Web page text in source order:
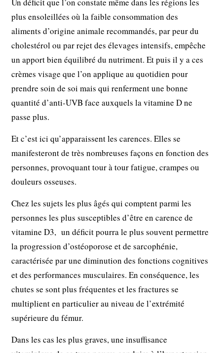
plus ensoleillées où la faible consommation des
aliments d’origine animale recommandés, par peur du
cholestérol ou par rejet des élevages intensifs, empêche
un apport bien équilibré du nutriment. Et puis il y a ces
crèmes visage que l’on applique au quotidien pour
prendre soin de soi mais qui renferment une bonne
quantité d’anti-UVB face auxquels la vitamine D ne
passe plus.
Et c’est ici qu’apparaissent les carences. Elles se
manifesteront de très nombreuses façons en fonction des
personnes, provoquant tour à tour fatigue, crampes ou
douleurs osseuses.
Chez les sujets les plus âgés qui comptent parmi les
personnes les plus susceptibles d’être en carence de
vitamine D3, un déficit pourra le plus souvent permettre
la progression d’ostéoporose et de sarcophénie,
caractérisée par une diminution des fonctions cognitives
et des performances musculaires. En conséquence, les
chutes se sont plus fréquentes et les fractures se
multiplient en particulier au niveau de l’extrémité
supérieure du fémur.
Dans les cas les plus graves, une insuffisance